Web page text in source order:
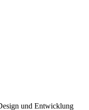
und Entwicklung